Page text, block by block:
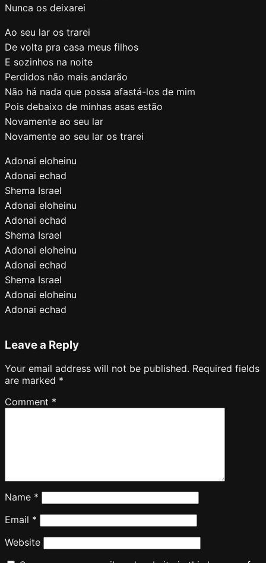
Nunca os deixarei
Ao seu lar os trarei
De volta pra casa meus filhos
E sozinhos na noite
Perdidos não mais andarão
Não há nada que possa afastá-los de mim
Pois debaixo de minhas asas estão
Novamente ao seu lar
Novamente ao seu lar os trarei
Adonai eloheinu
Adonai echad
Shema Israel
Adonai eloheinu
Adonai echad
Shema Israel
Adonai eloheinu
Adonai echad
Shema Israel
Adonai eloheinu
Adonai echad
Leave a Reply
Your email address will not be published. Required fields
are marked *
Comment *
Name *
Email *
Website